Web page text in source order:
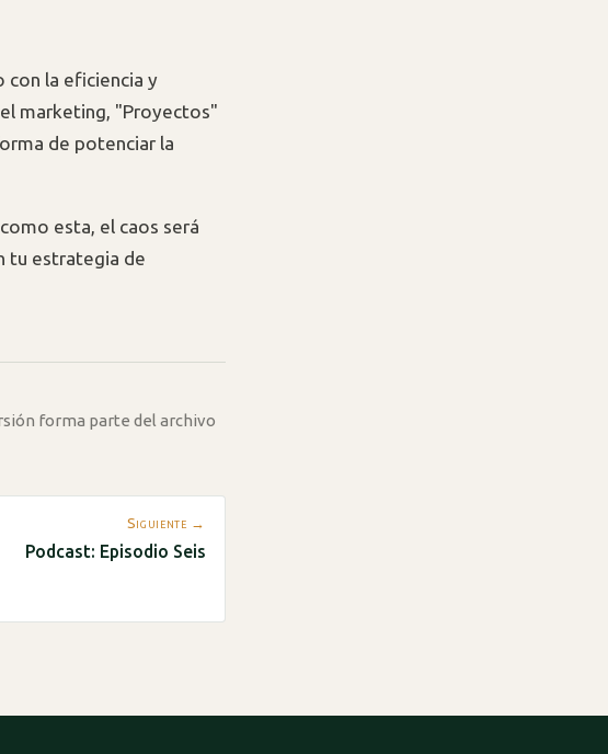
con la eficiencia y
marketing, "Proyectos"
de potenciar la
esta, el caos será
tu estrategia de
forma parte del archivo
Siguiente →
Podcast: Episodio Seis